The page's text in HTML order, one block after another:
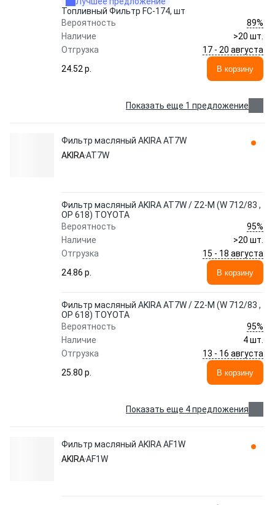
Топливный Фильтр FC-174, шт
Вероятность
89%
Наличие
>20 шт.
Отгрузка
17 - 20 августа
24.52 p.
В корзину
Показать еще 1 предложение
Фильтр масляный AKIRA AT7W
AKIRAAT7W
Фильтр масляный AKIRA AT7W / Z2-M (W 712/83 ,
OP 618) TOYOTA
Вероятность
95%
Наличие
>20 шт.
Отгрузка
15 - 18 августа
24.86 p.
В корзину
Фильтр масляный AKIRA AT7W / Z2-M (W 712/83 ,
OP 618) TOYOTA
Вероятность
95%
Наличие
4 шт.
Отгрузка
13 - 16 августа
25.80 p.
В корзину
Показать еще 4 предложения
Фильтр масляный AKIRA AF1W
AKIRAAF1W